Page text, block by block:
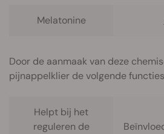
Melatonine
Door de aanmaak van deze
pijnappelklier de volgende
Helpt bij het
reguleren de